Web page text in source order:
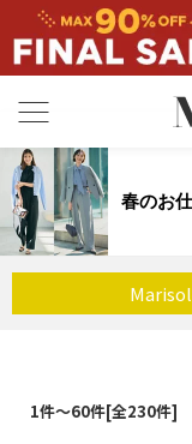
春のお
1件～60件[全230件]